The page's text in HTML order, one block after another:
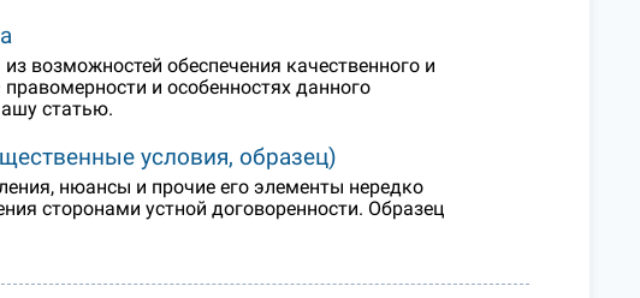
возможностей обеспечения качественного и
и особенностях данного
статью.
условия, образец)
нюансы и прочие его элементы нередко
сторонами устной договоренности. Образец